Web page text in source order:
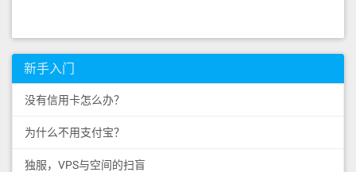
新手入门
没有信用卡怎么办？
为什么不用支付宝？
独服，VPS与空间的扫盲